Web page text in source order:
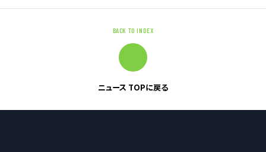
IRニュース
BACK TO INDEX
ニュース TOPに戻る